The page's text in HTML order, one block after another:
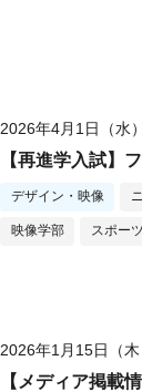
2026年4月1日（水）
【再進学入試】
デザイン・映像
映像学部 スポー
2026年1月15日（木
【メディア掲載